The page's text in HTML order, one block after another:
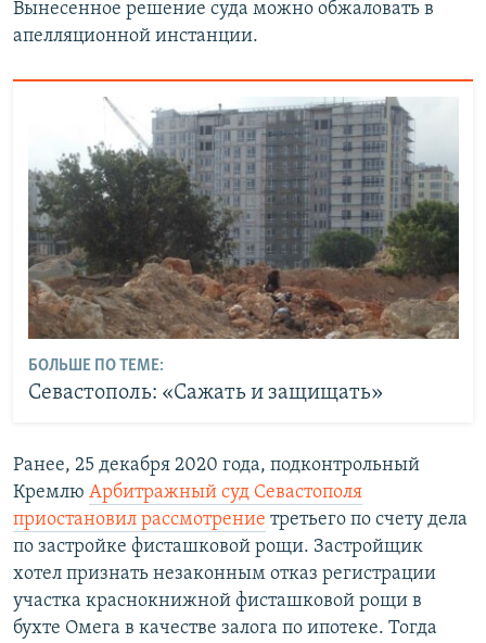
Вынесенное решение суда можно обжаловать в
апелляционной инстанции.
БОЛЬШЕ ПО ТЕМЕ:
Севастополь: «Сажать и защищать»
Ранее, 25 декабря 2020 года, подконтрольный
Кремлю Арбитражный суд Севастополя
приостановил рассмотрение третьего по счету дела
по застройке фисташковой рощи. Застройщик
хотел признать незаконным отказ регистрации
участка краснокнижной фисташковой рощи в
бухте Омега в качестве залога по ипотеке. Тогда